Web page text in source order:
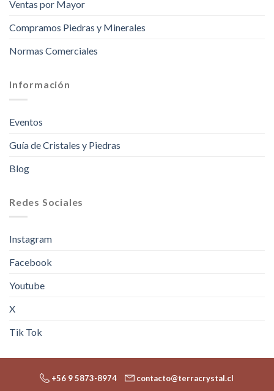
Ventas por Mayor
Compramos Piedras y Minerales
Normas Comerciales
Información
Eventos
Guía de Cristales y Piedras
Blog
Redes Sociales
Instagram
Facebook
Youtube
X
Tik Tok
+56 9 5873-8974 contacto@terracrystal.cl